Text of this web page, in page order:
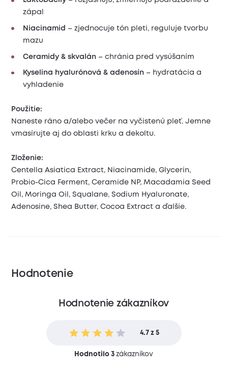
zápal
Niacinamid
– zjednocuje tón pleti, reguluje tvorbu
mazu
Ceramidy & skvalán – chránia pred vysúšaním
Kyselina hyalurónová & adenosín – hydratácia a
vyhladenie
Použitie:
Naneste ráno a/alebo večer na vyčistenú pleť. Jemne
vmasírujte aj do oblasti krku a dekoltu.
Zloženie:
Centella Asiatica Extract, Niacinamide, Glycerin,
Probio-Cica Ferment, Ceramide NP, Macadamia Seed
Oil, Moringa Oil, Squalane, Sodium Hyaluronate,
Adenosine, Shea Butter, Cocoa Extract a ďalšie.
Hodnotenie
Hodnotenie zákazníkov
4.7 z 5
Hodnotilo 3 zákazníkov